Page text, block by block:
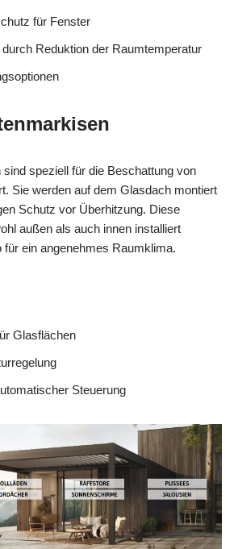
für Fenster
Reduktion der Raumtemperatur
speziell für die Beschattung von
Sie werden auf dem Glasdach montiert
Schutz vor Überhitzung. Diese
außen als auch innen installiert
ein angenehmes Raumklima.
Glasflächen
Steuerung